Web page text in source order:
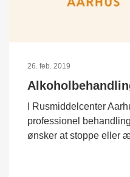
26. feb. 2019
I Rusmiddelcenter
professionel
ønsker at stoppe eller